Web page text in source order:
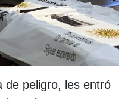
de peligro, les entró